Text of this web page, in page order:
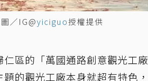
／IG@yiciguo授權提供
區的「萬國通路創意觀光工
的觀光工廠本身就超有特色